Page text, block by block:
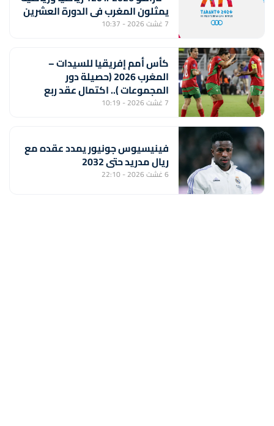
يمثلون المغرب في الدورة العشرين
7 غشت 2026 - 10:37
كأس أمم إفريقيا للسيدات –
المغرب 2026 (حصيلة دور
المجموعات ).. اكتمال عقد ربع
النهائي ولبؤات الأطلس أمام جنوب
7 غشت 2026 - 10:19
فينيسيوس جونيور يمدد عقده مع
ريال مدريد حتى 2032
6 غشت 2026 - 22:10